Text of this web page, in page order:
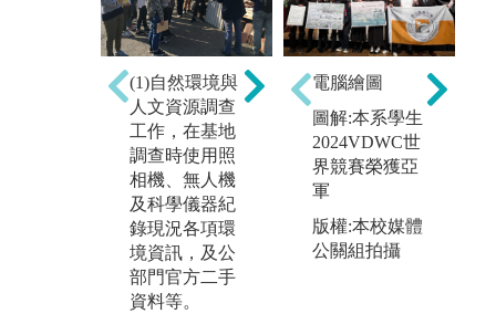
(1)自然環境與
人文資源調查
工作，在基地
調查時使用照
相機、無人機
及科學儀器紀
錄現況各項環
境資訊，及公
部門官方二手
資料等。
活動調查、訪
談、問卷等，
社會與人文事
件關懷、活動
觀察、訪問和
文字記錄方
法。
電腦繪圖
圖解:本系學生
2024VDWC世
界競賽榮獲亞
軍
版權:本校媒體
公關組拍攝